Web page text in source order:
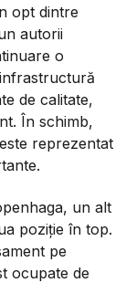
opt dintre
autorii
o
de calitate,
În schimb,
reprezentat
un alt
poziție în top.
pe
ocupate de